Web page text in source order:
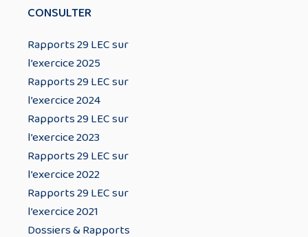
CONSULTER
Rapports 29 LEC sur
l’exercice 2025
Rapports 29 LEC sur
l’exercice 2024
Rapports 29 LEC sur
l’exercice 2023
Rapports 29 LEC sur
l’exercice 2022
Rapports 29 LEC sur
l’exercice 2021
Dossiers & Rapports